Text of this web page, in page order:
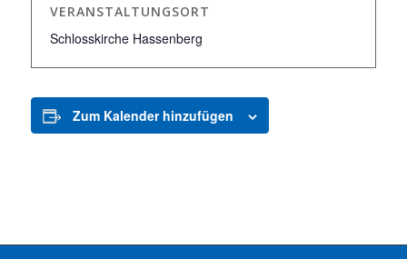
VERANSTALTUNGSORT
Schlosskirche Hassenberg
Zum Kalender hinzufügen